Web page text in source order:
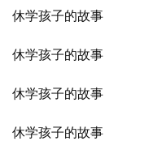
休学孩子的故事
休学孩子的故事
休学孩子的故事
休学孩子的故事